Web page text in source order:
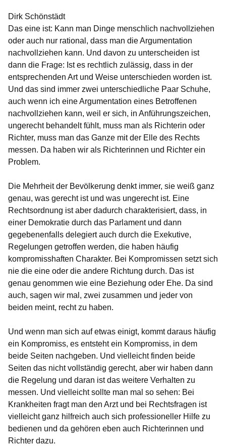
Dirk Schönstädt
Das eine ist: Kann man Dinge menschlich nachvollziehen
oder auch nur rational, dass man die Argumentation
nachvollziehen kann. Und davon zu unterscheiden ist
dann die Frage: Ist es rechtlich zulässig, dass in der
entsprechenden Art und Weise unterschieden worden ist.
Und das sind immer zwei unterschiedliche Paar Schuhe,
auch wenn ich eine Argumentation eines Betroffenen
nachvollziehen kann, weil er sich, in Anführungszeichen,
ungerecht behandelt fühlt, muss man als Richterin oder
Richter, muss man das Ganze mit der Elle des Rechts
messen. Da haben wir als Richterinnen und Richter ein
Problem.
Die Mehrheit der Bevölkerung denkt immer, sie weiß ganz
genau, was gerecht ist und was ungerecht ist. Eine
Rechtsordnung ist aber dadurch charakterisiert, dass, in
einer Demokratie durch das Parlament und dann
gegebenenfalls delegiert auch durch die Exekutive,
Regelungen getroffen werden, die haben häufig
kompromisshaften Charakter. Bei Kompromissen setzt sich
nie die eine oder die andere Richtung durch. Das ist
genau genommen wie eine Beziehung oder Ehe. Da sind
auch, sagen wir mal, zwei zusammen und jeder von
beiden meint, recht zu haben.
Und wenn man sich auf etwas einigt, kommt daraus häufig
ein Kompromiss, es entsteht ein Kompromiss, in dem
beide Seiten nachgeben. Und vielleicht finden beide
Seiten das nicht vollständig gerecht, aber wir haben dann
die Regelung und daran ist das weitere Verhalten zu
messen. Und vielleicht sollte man mal so sehen: Bei
Krankheiten fragt man den Arzt und bei Rechtsfragen ist
vielleicht ganz hilfreich auch sich professioneller Hilfe zu
bedienen und da gehören eben auch Richterinnen und
Richter dazu.